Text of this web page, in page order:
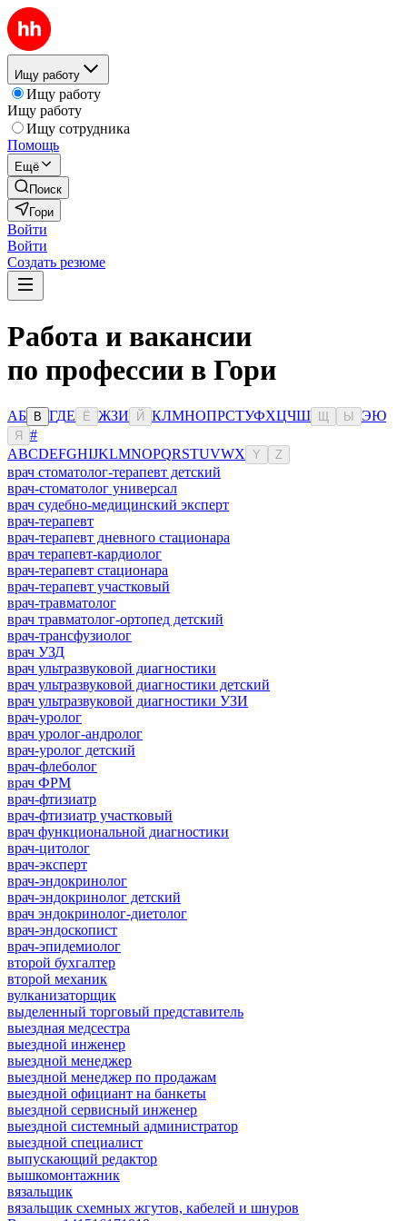
Ищу работу
Ищу работу
Ищу работу
Ищу сотрудника
Помощь
Ещё
Поиск
Гори
Войти
Войти
Создать резюме
Работа и вакансии
по профессии в Гори
АБ В ГДЕ Ё ЖЗИ Й КЛМНОПРСТУФХЦЧШ Ы ЭЮ
Я
#
ABCDEFGHIJKLMNOPQRSTUVWX Y Z
врач стоматолог-терапевт детский
врач-стоматолог универсал
врач судебно-медицинский эксперт
врач-терапевт
врач-терапевт дневного стационара
врач терапевт-кардиолог
врач-терапевт стационара
врач-терапевт участковый
врач-травматолог
врач травматолог-ортопед детский
врач-трансфузиолог
врач УЗД
врач ультразвуковой диагностики
врач ультразвуковой диагностики детский
врач ультразвуковой диагностики УЗИ
врач-уролог
врач уролог-андролог
врач-уролог детский
врач-флеболог
врач ФРМ
врач-фтизиатр
врач-фтизиатр участковый
врач функциональной диагностики
врач-цитолог
врач-эксперт
врач-эндокринолог
врач-эндокринолог детский
врач эндокринолог-диетолог
врач-эндоскопист
врач-эпидемиолог
второй бухгалтер
второй механик
вулканизаторщик
выделенный торговый представитель
выездная медсестра
выездной инженер
выездной менеджер
выездной менеджер по продажам
выездной официант на банкеты
выездной сервисный инженер
выездной системный администратор
выездной специалист
выпускающий редактор
вышкомонтажник
вязальщик
вязальщик схемных жгутов, кабелей и шнуров